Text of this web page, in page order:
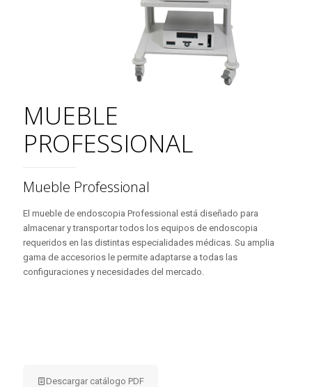
MUEBLE
PROFESSIONAL
Mueble Professional
El mueble de endoscopia Professional está diseñado para
almacenar y transportar todos los equipos de endoscopia
requeridos en las distintas especialidades médicas. Su amplia
gama de accesorios le permite adaptarse a todas las
configuraciones y necesidades del mercado.
Descargar catálogo PDF